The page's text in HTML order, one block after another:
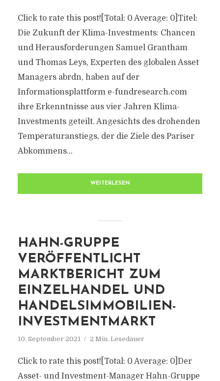
Click to rate this post![Total: 0 Average: 0]Titel:
Die Zukunft der Klima-Investments: Chancen
und Herausforderungen Samuel Grantham
und Thomas Leys, Experten des globalen Asset
Managers abrdn, haben auf der
Informationsplattform e-fundresearch.com
ihre Erkenntnisse aus vier Jahren Klima-
Investments geteilt. Angesichts des drohenden
Temperaturanstiegs, der die Ziele des Pariser
Abkommens...
WEITERLESEN
HAHN-GRUPPE
VERÖFFENTLICHT
MARKTBERICHT ZUM
EINZELHANDEL UND
HANDELSIMMOBILIEN-
INVESTMENTMARKT
10. September 2021 2 Min. Lesedauer
Click to rate this post![Total: 0 Average: 0]Der
Asset- und Investment-Manager Hahn-Gruppe